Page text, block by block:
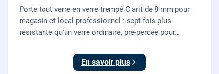
Porte tout verre en verre trempé Clarit de 8 mm pour
magasin et local professionnel : sept fois plus
résistante qu'un verre ordinaire, pré-percée pour
avec sa quincaillerie (pivots, serrure, poignée).
En savoir plus